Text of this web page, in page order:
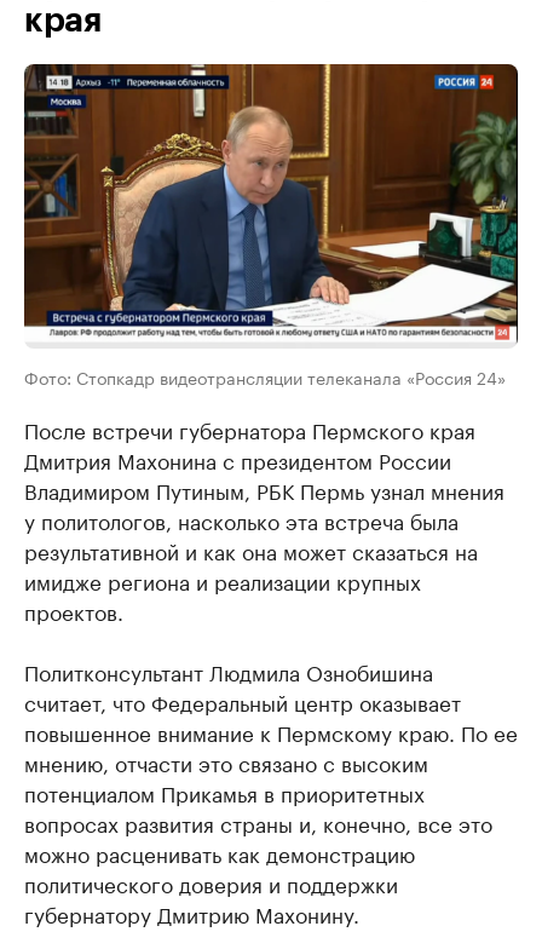
края
Фото: Стопкадр видеотрансляции телеканала «Россия 24»
После встречи губернатора Пермского края
Дмитрия Махонина с президентом России
Владимиром Путиным, РБК Пермь узнал мнения
у политологов, насколько эта встреча была
результативной и как она может сказаться на
имидже региона и реализации крупных
проектов.
Политконсультант Людмила Ознобишина
считает, что Федеральный центр оказывает
повышенное внимание к Пермскому краю. По ее
мнению, отчасти это связано с высоким
потенциалом Прикамья в приоритетных
вопросах развития страны и, конечно, все это
можно расценивать как демонстрацию
политического доверия и поддержки
губернатору Дмитрию Махонину.